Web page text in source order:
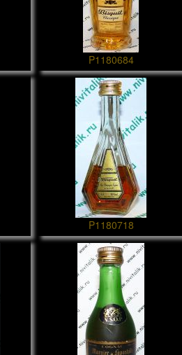
P1180684
P1180718